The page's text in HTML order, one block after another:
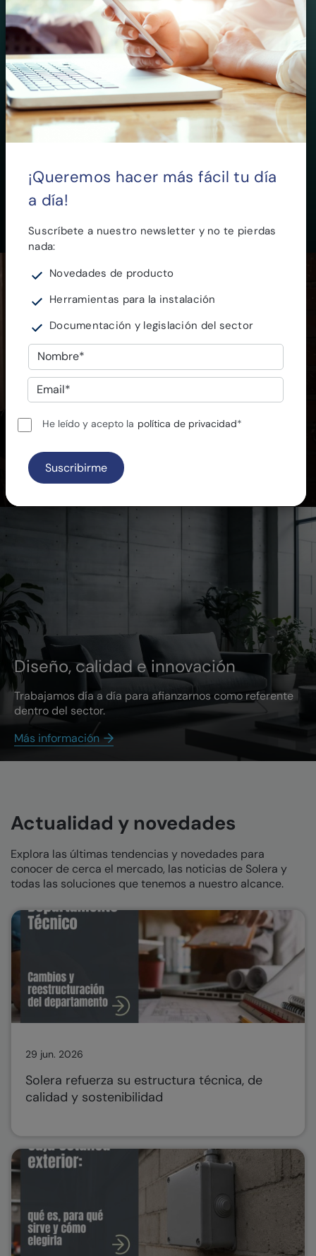
Comprometidos con la
Comprometidos con un futuro responsable y
sostenible.
Más información
profesionales del sector eléctrico.
Más información
Diseño, calidad e innovación
Trabajamos día a día para afianzarnos como referente
dentro del sector.
Más información
Actualidad y novedades
Explora las últimas tendencias y novedades para
conocer de cerca el mercado, las noticias de Solera y
todas las soluciones que tenemos a nuestro alcance.
29 jun. 2026
Solera refuerza su estructura técnica, de
calidad y sostenibilidad
¡Queremos hacer más fácil tu día
a día!
Suscríbete a nuestro newsletter y no te pierdas
nada:
Novedades de producto
Herramientas para la instalación
Documentación y legislación del sector
He leído y acepto la política de privacidad*